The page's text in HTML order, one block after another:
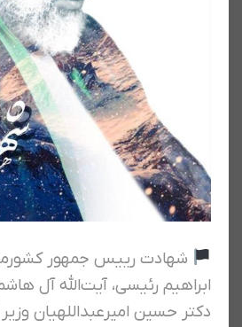
شهادت رییس جمهور
ابراهیم رئیسی، آیت‌الله آل
دکتر حسین امیرعبداللهیان